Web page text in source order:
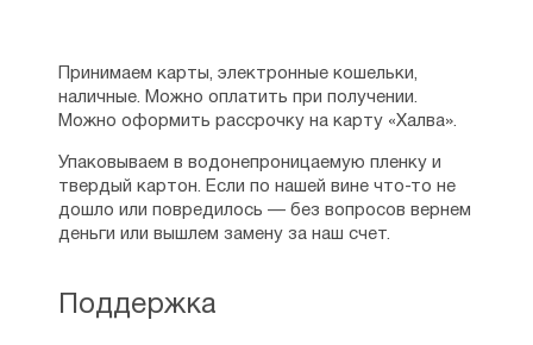
Поддержка
Принимаем карты, электронные кошельки,
наличные. Можно оплатить при получении.
Можно оформить рассрочку на карту «Халва».
Упаковываем в водонепроницаемую пленку и
твердый картон. Если по нашей вине что-то не
дошло или повредилось — без вопросов вернем
деньги или вышлем замену за наш счет.